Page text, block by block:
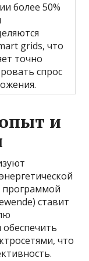
более 50%
grids, что
точно
спрос
и
программой
ставит
что